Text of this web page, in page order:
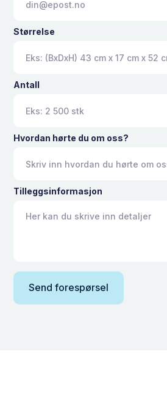
Størrelse
Antall
Hvordan hørte du om oss?
Tilleggsinformasjon